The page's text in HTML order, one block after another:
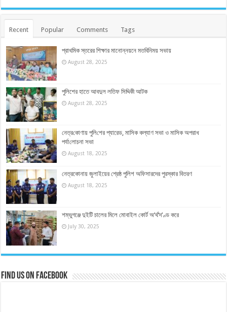
Recent Popular Comments Tags
প্রাথমিক স্তরের শিক্ষার মানোন্নয়নে মতবিনিময় সভায়
August 28, 2025
পুলিশের হাতে আবদুল লতিফ সিদ্দিকী আটক
August 28, 2025
নেত্র‌কোণায় পু‌লি‌শের প্যারেড, মাসিক কল্যাণ সভা ও মাসিক অপরাধ
পর্যা‌লোচনা সভা
August 18, 2025
নেত্রকোনায় জুলাইয়ের শ্রেষ্ঠ পুলিশ অফিসারদের পুরস্কার বিতরণ
August 18, 2025
শম্ভুগঞ্জে দুইটি চালের মিলে মোবাইল কোর্ট অ’র্থ’দ’ণ্ড করে
July 30, 2025
Find us on Facebook